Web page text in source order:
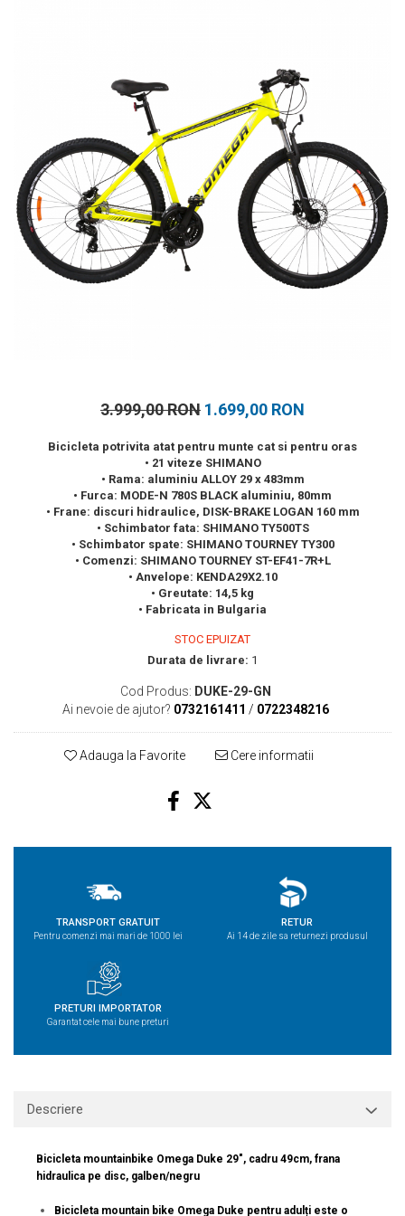
Tricouri, pantaloni, bluze
Costume profesionale inot
3.999,00 RON 1.699,00 RON
Bicicleta potrivita atat pentru munte cat si pentru oras
• 21 viteze SHIMANO
• Rama: aluminiu ALLOY 29 x 483mm
• Furca: MODE-N 780S BLACK aluminiu, 80mm
• Frane: discuri hidraulice, DISK-BRAKE LOGAN 160 mm
• Schimbator fata: SHIMANO TY500TS
• Schimbator spate: SHIMANO TOURNEY TY300
• Comenzi: SHIMANO TOURNEY ST-EF41-7R+L
• Anvelope: KENDA29X2.10
• Greutate: 14,5 kg
• Fabricata in Bulgaria
STOC EPUIZAT
Durata de livrare: 1
Cod Produs: DUKE-29-GN
Ai nevoie de ajutor? 0732161411 / 0722348216
Adauga la Favorite Cere informatii
TRANSPORT GRATUIT
Pentru comenzi mai mari de 1000 lei
RETUR
Ai 14 de zile sa returnezi produsul
PRETURI IMPORTATOR
Garantat cele mai bune preturi
Descriere
Bicicleta mountainbike Omega Duke 29", cadru 49cm, frana
hidraulica pe disc, galben/negru
Bicicleta mountain bike Omega Duke pentru adulți este o